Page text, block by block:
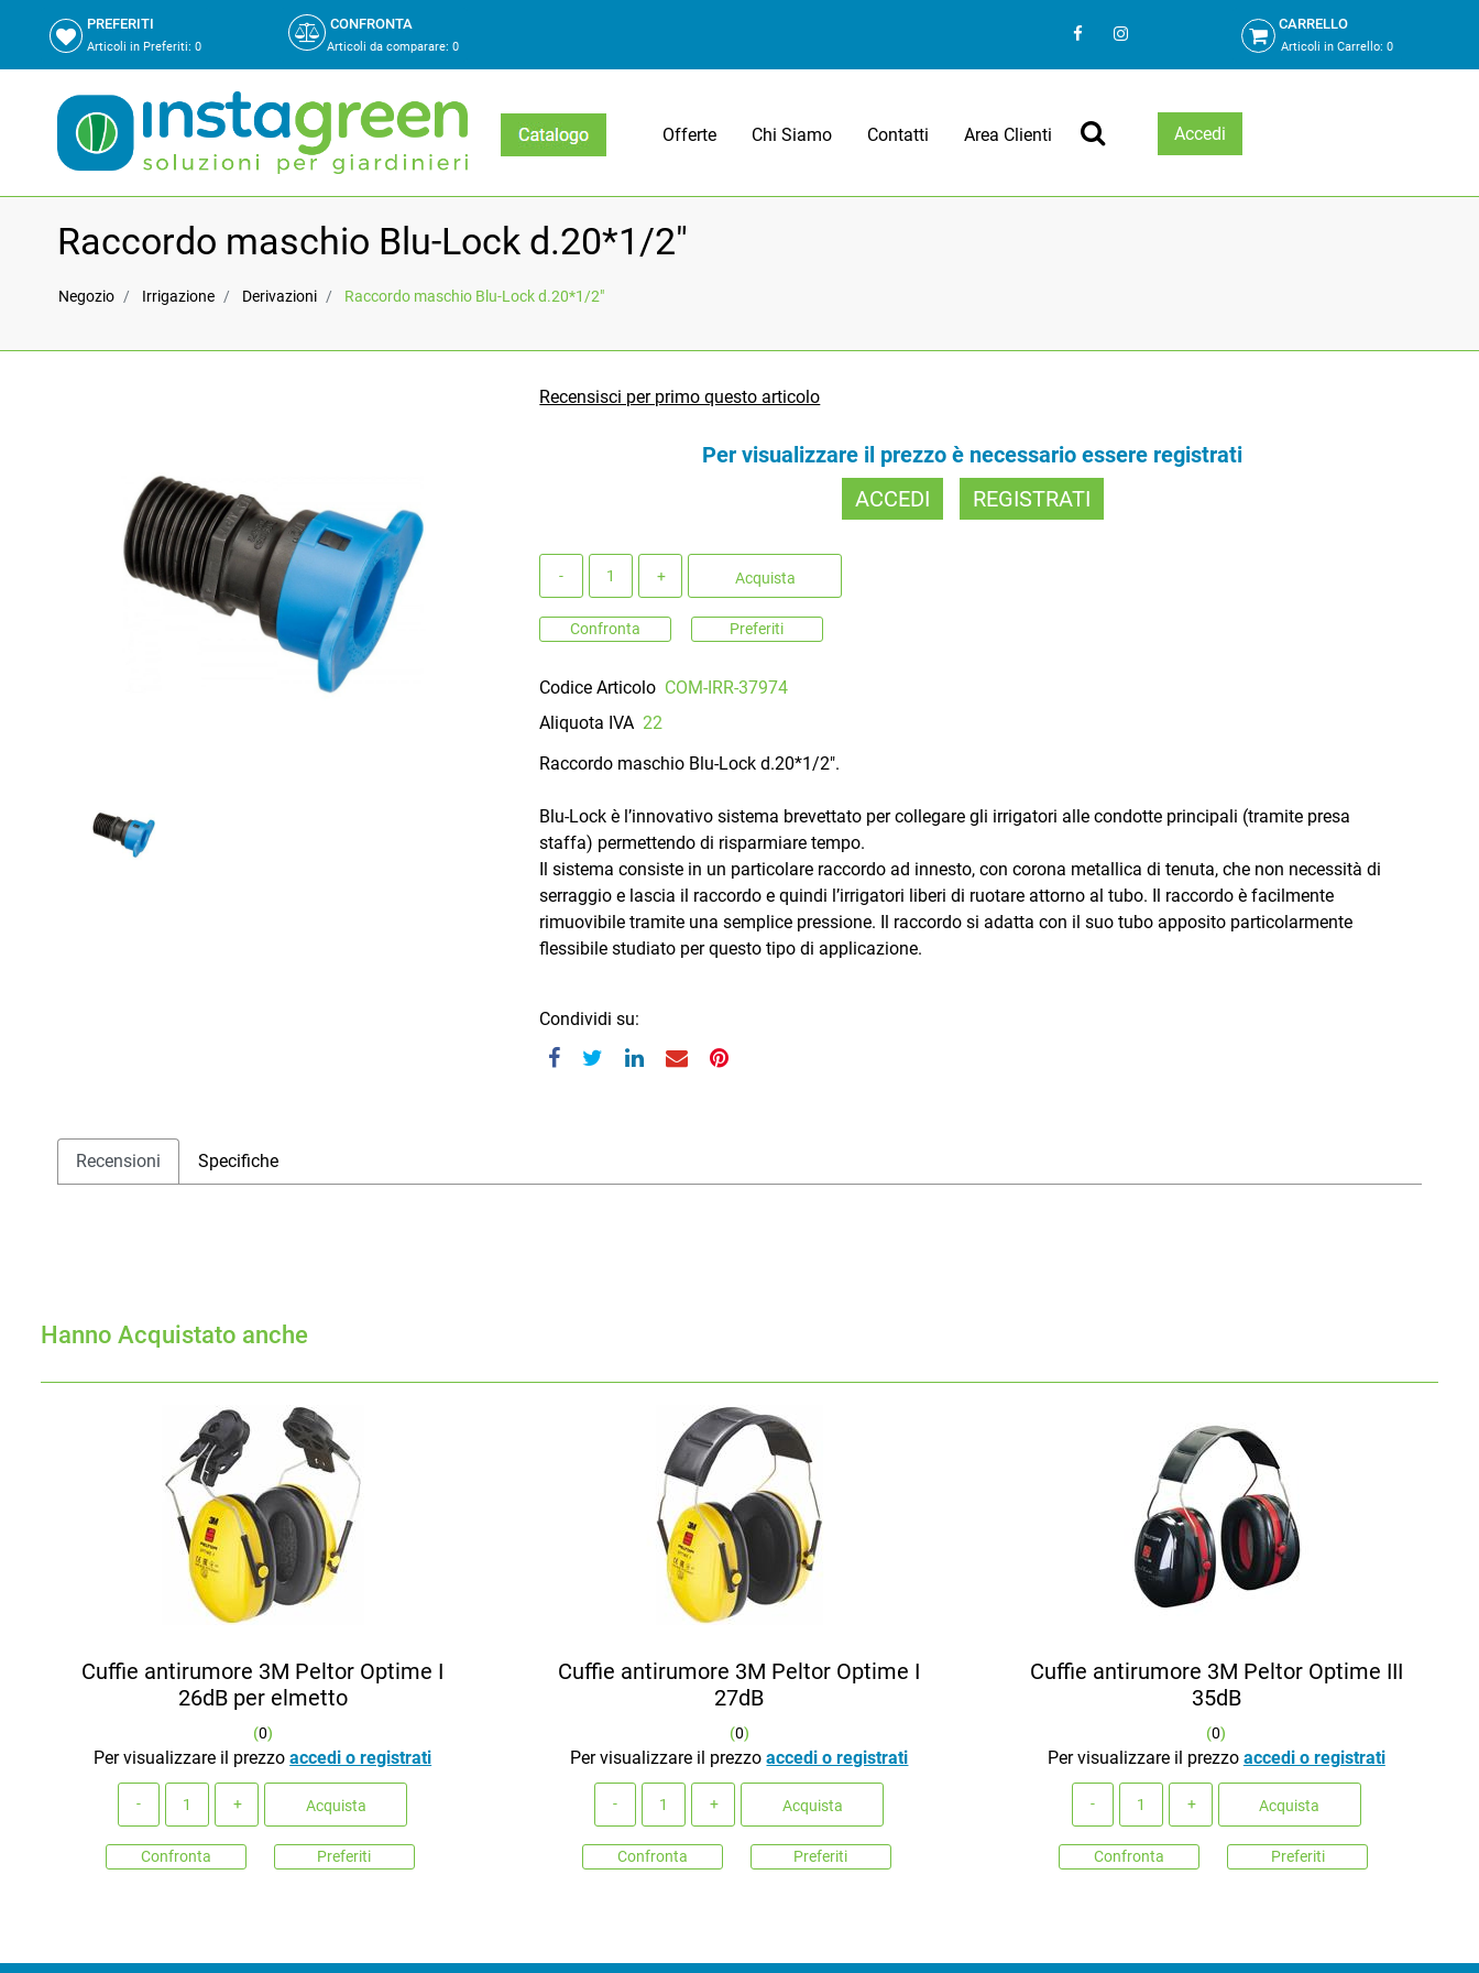
PREFERITI
Articoli in Preferiti: 0
CONFRONTA
Articoli da comparare: 0
CARRELLO
Articoli in Carrello:0
Offerte Chi Siamo Contatti Area Clienti Accedi
Raccordo maschio Blu-Lock d.20*1/2"
Negozio Irrigazione Derivazioni Raccordo maschio Blu-Lock d.20*1/2"
Recensisci per primo questo articolo
Per visualizzare il prezzo è necessario essere registrati
ACCEDI
REGISTRATI
Acquista
Confronta Preferiti
Codice Articolo COM-IRR-37974
Aliquota IVA 22
Raccordo maschio Blu-Lock d.20*1/2".
Blu-Lock è l’innovativo sistema brevettato per collegare gli irrigatori alle condotte principali (tramite presa
staffa) permettendo di risparmiare tempo.
Il sistema consiste in un particolare raccordo ad innesto, con corona metallica di tenuta, che non necessità di
serraggio e lascia il raccordo e quindi l’irrigatori liberi di ruotare attorno al tubo. Il raccordo è facilmente
rimuovibile tramite una semplice pressione. Il raccordo si adatta con il suo tubo apposito particolarmente
flessibile studiato per questo tipo di applicazione.
Condividi su:
Recensioni Specifiche
Hanno Acquistato anche
Cuffie antirumore 3M Peltor Optime I
26dB per elmetto
(0)
Per visualizzare il prezzoaccedi o registrati
Acquista
Confronta Preferiti
Cuffie antirumore 3M Peltor Optime I
27dB
(0)
Per visualizzare il prezzoaccedi o registrati
Acquista
Confronta Preferiti
Cuffie antirumore 3M Peltor Optime III
35dB
(0)
Per visualizzare il prezzo accedi o registrati
Acquista
Confronta Preferiti